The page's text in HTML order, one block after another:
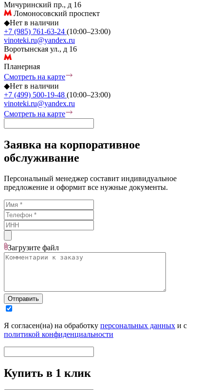
Мичуринский пр., д 16
Ломоносовский проспект
◆Нет в наличии
+7 (985) 761-63-24 (10:00–23:00)
vinoteki.ru@yandex.ru
Воротынская ул., д 16
Планерная
Смотреть на карте
◆Нет в наличии
+7 (499) 500-19-48 (10:00–23:00)
vinoteki.ru@yandex.ru
Смотреть на карте
Заявка на корпоративное
обслуживание
Персональный менеджер составит индивидуальное
предложение и оформит все нужные документы.
Загрузите файл
Отправить
Я согласен(на) на обработку персональных данных и с
политикой конфиденциальности
Купить в 1 клик